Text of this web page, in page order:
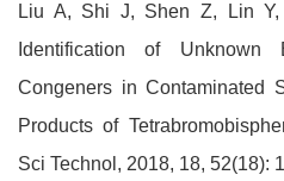
Liu A, Shi J, Shen Z, Lin
Identification of Unknown
Congeners in Contaminated
Products of
Sci Technol, 2018, 18, 52(18):